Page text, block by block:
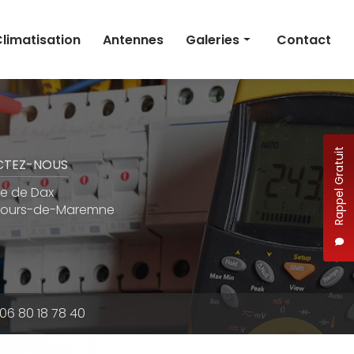
Rappel Gratuit
Antennes Galeries
Électricité
Photovoltaïque
Climatisation
Antennes
Contact
NOUS
de Dax
de-Maremne
80 18 78 40